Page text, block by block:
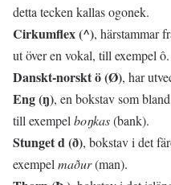
detta tecken kallas ogonek.
Cirkumflex (^), härstammar
ut över en vokal, till exempel ô.
Danskt-norskt ö (Ø), har
Eng (ŋ), en bokstav som
till exempel boŋkas(bank).
Stunget d (ð), bokstav i det
exempel maður(man).